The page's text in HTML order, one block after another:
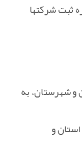
ثبت شرکتها
و شهرستان‌، به
و